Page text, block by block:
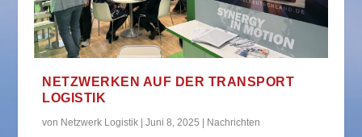
NETZWERKEN AUF DER TRANSPORT
LOGISTIK
von Netzwerk Logistik |Juni 8, 2025 Nachrichten